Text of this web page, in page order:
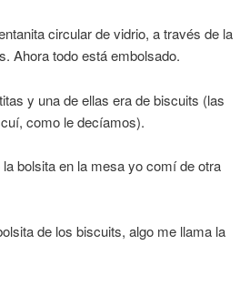
circular de vidrio, a través de la
Ahora todo está embolsado.
y una de ellas era de biscuits (las
como le decíamos).
bolsita en la mesa yo comí de otra
de los biscuits, algo me llama la